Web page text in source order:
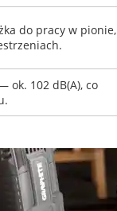
do pracy w pionie,
ok. 102 dB(A), co